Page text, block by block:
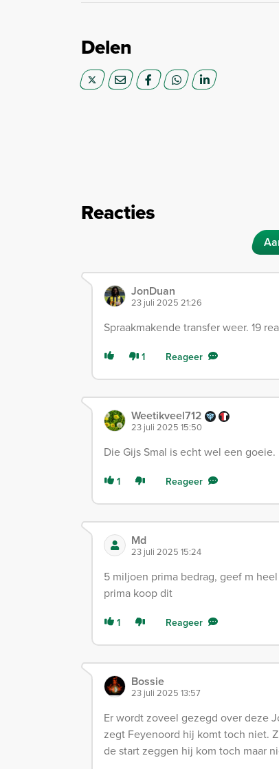
Delen
Reacties
JonDuan
23 juli 2025 21:26
Spraakmakende transfer weer. 19
1 Reageer
Weetikveel712
23 juli 2025 15:50
Die Gijs Smal is echt wel een
1 Reageer
Md
23 juli 2025 15:24
5 miljoen prima bedrag, geef m
prima koop dit
1 Reageer
Bossie
23 juli 2025 13:57
Er wordt zoveel gezegd over deze
zegt Feyenoord hij komt toch niet.
de start zeggen hij kom toch maar